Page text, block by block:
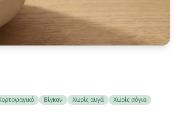
Βίγκαν Χωρίς αυγά
Χωρίς σόγια